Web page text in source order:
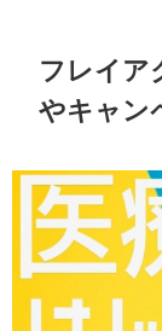
フレイア
やキャン